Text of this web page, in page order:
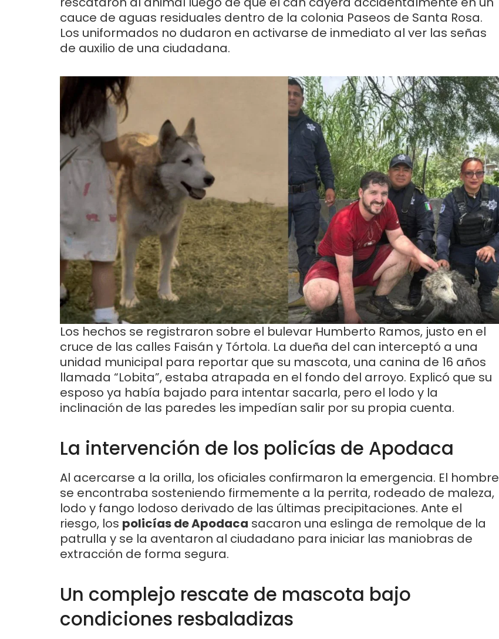
cauce de aguas residuales dentro de la colonia Paseos de Santa Rosa.
Los uniformados no dudaron en activarse de inmediato al ver las señas
de auxilio de una ciudadana.
Los hechos se registraron sobre el bulevar Humberto Ramos, justo en el
cruce de las calles Faisán y Tórtola. La dueña del can interceptó a una
unidad municipal para reportar que su mascota, una canina de 16 años
llamada “Lobita”, estaba atrapada en el fondo del arroyo. Explicó que su
esposo ya había bajado para intentar sacarla, pero el lodo y la
inclinación de las paredes les impedían salir por su propia cuenta.
La intervención de los policías de Apodaca
Al acercarse a la orilla, los oficiales confirmaron la emergencia. El hombre
se encontraba sosteniendo firmemente a la perrita, rodeado de maleza,
lodo y fango lodoso derivado de las últimas precipitaciones. Ante el
riesgo, los policías de Apodaca sacaron una eslinga de remolque de la
patrulla y se la aventaron al ciudadano para iniciar las maniobras de
extracción de forma segura.
Un complejo rescate de mascota bajo
condiciones resbaladizas